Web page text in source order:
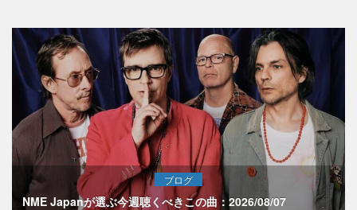
ブログ
NME Japanが選ぶ今週聴くべきこの曲：2026/08/07